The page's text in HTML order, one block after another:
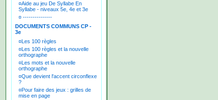
¤Aide au jeu De Syllabe En
Syllabe - niveaux 5e, 4e et 3e
¤ ---------------
DOCUMENTS COMMUNS CP -
3e
¤Les 100 règles
¤Les 100 règles et la nouvelle
orthographe
¤Les mots et la nouvelle
orthographe
¤Que devient l'accent circonflexe
?
¤Pour faire des jeux : grilles de
mise en page